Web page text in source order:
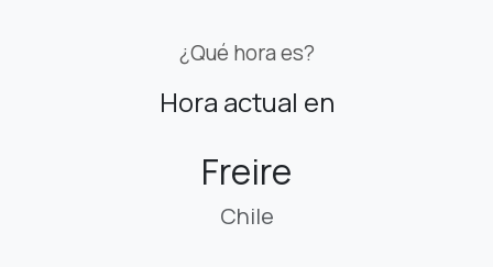
¿Qué hora es?
Hora actual en
Freire
Chile